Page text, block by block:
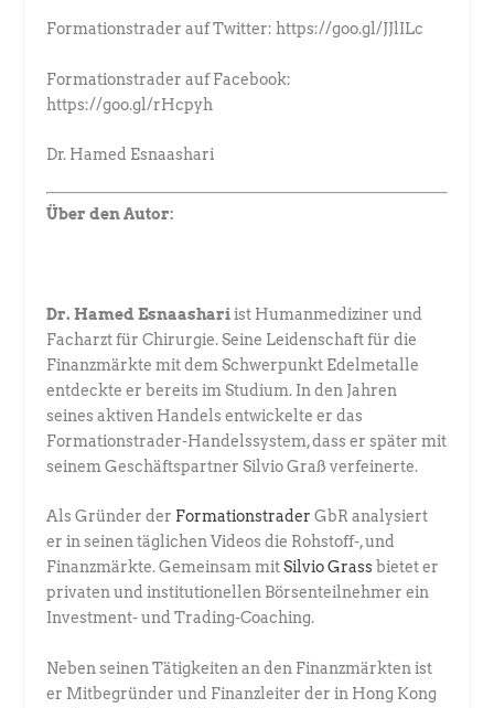
Formationstrader auf Twitter: https://goo.gl/JJlILc
Formationstrader auf Facebook:
https://goo.gl/rHcpyh
Dr. Hamed Esnaashari
Über den Autor:
Dr. Hamed Esnaashariist Humanmediziner und
Facharzt für Chirurgie. ­Seine Leidenschaft für die
Finanzmärkte mit dem Schwerpunkt Edel­metalle
entdeckte er bereits im Studium. In den Jahren
seines aktiven Handels entwickelte er das
Formationstrader-Handelssystem, dass er später mit
seinem Geschäftspartner Silvio Graß verfeinerte.
Als Gründer der Formationstrader GbR analysiert
er in seinen täglichen ­Videos die Rohstoff-, und
Finanzmärkte. Gemeinsam mitSilvio Grass ­bietet er
privaten und institutionellen Börsenteilnehmer ein
Investment- und ­Trading-Coaching.
Neben seinen Tätigkeiten an den Finanzmärkten ist
er Mitbegründer und Finanzleiter der in Hong Kong